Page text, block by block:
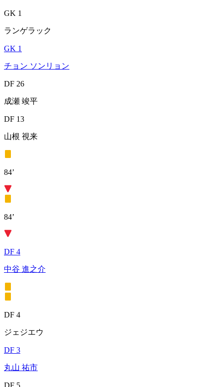
GK 1
ランゲラック
GK 1
チョン ソンリョン
DF 26
成瀬 竣平
DF 13
山根 視来
84’
84’
DF 4
中谷 進之介
DF 4
ジェジエウ
DF 3
丸山 祐市
DF 5